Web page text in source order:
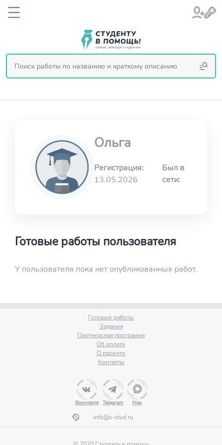
Ольга
Регистрация:
13.05.2026
Был в
сети:
Готовые работы пользователя
У пользователя пока нет опубликованных работ.
Готовые работы
Задания
Партнерская программа
Об оплате
О проекте
Контакты
Вконтакте Telegram Max
info@s-stud.ru